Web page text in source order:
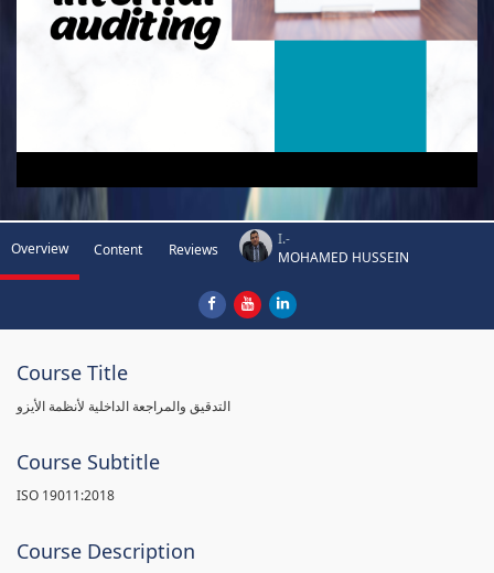
Overview Content Reviews
I.-
MOHAMED HUSSEIN
Course Title
التدقيق والمراجعة الداخلية لأنظمة الأيزو
Course Subtitle
ISO 19011:2018
Course Description